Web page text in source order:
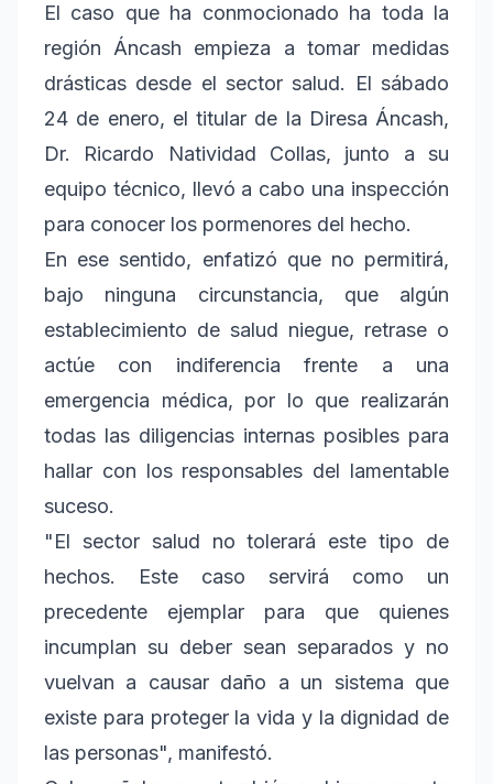
El caso que ha conmocionado ha toda la
región Áncash empieza a tomar medidas
drásticas desde el sector salud. El sábado
24 de enero, el titular de la Diresa Áncash,
Dr. Ricardo Natividad Collas, junto a su
equipo técnico, llevó a cabo una inspección
para conocer los pormenores del hecho.
En ese sentido, enfatizó que no permitirá,
bajo ninguna circunstancia, que algún
establecimiento de salud niegue, retrase o
actúe con indiferencia frente a una
emergencia médica, por lo que realizarán
todas las diligencias internas posibles para
hallar con los responsables del lamentable
suceso.
"El sector salud no tolerará este tipo de
hechos. Este caso servirá como un
precedente ejemplar para que quienes
incumplan su deber sean separados y no
vuelvan a causar daño a un sistema que
existe para proteger la vida y la dignidad de
las personas", manifestó.